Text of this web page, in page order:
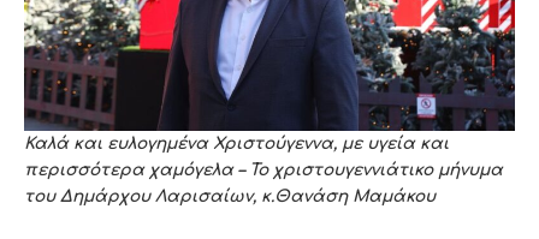
Καλά και ευλογημένα Χριστούγεννα, με υγεία και
περισσότερα χαμόγελα – Το χριστουγεννιάτικο μήνυμα
του Δημάρχου Λαρισαίων, κ.Θανάση Μαμάκου